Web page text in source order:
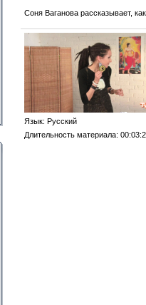
Соня Ваганова рассказывает,
Язык: Русский
Длительность материала: